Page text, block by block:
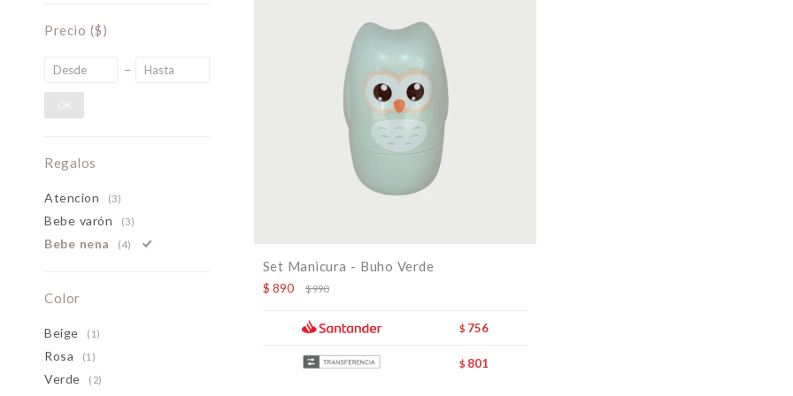
Set Manicura - Buho Verde
$ 890 $990
$ 756
$ 801
Precio ($)
OK
Regalos
Atencion (3)
Bebe varón (3)
Bebe nena (4)
Color
Beige (1)
Rosa (1)
Verde (2)